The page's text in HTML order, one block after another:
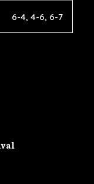
6-4, 4-6, 6-7